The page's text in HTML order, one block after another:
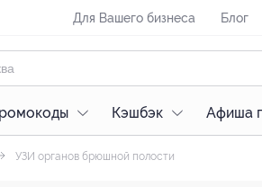
Для Вашего бизнеса Блог
Кэшбэк Афиша
УЗИ органов брюшной полости